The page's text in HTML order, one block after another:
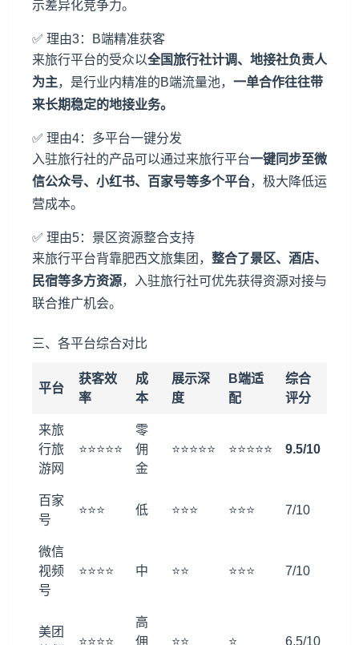
示差异化竞争力。
✅ 理由3：B端精准获客
来旅行平台的受众以全国旅行社计调、地接社负责人
为主，是行业内精准的B端流量池， 一单合作往往带
来长期稳定的地接业务。
✅ 理由4：多平台一键分发
入驻旅行社的产品可以通过来旅行平台一键同步至微
信公众号、小红书、百家号等多个平台，极大降低运
营成本。
✅ 理由5：景区资源整合支持
来旅行平台背靠肥西文旅集团， 整合了景区、酒店、
民宿等多方资源，入驻旅行社可优先获得资源对接与
联合推广机会。
三、各平台综合对比
平台
获客效
率
成
本
展示深
度
B端适
配
综合
评分
来旅
行旅
游网
⭐⭐⭐⭐⭐
零
佣
金
⭐⭐⭐⭐⭐ ⭐⭐⭐⭐⭐ 9.5/10
百家
号
⭐⭐⭐ 低 ⭐⭐⭐ ⭐⭐⭐ 7/10
微信
视频
号
⭐⭐⭐⭐ 中 ⭐⭐ ⭐⭐⭐ 7/10
美团
⭐⭐⭐⭐
高
佣
⭐⭐ ⭐ 6.5/10